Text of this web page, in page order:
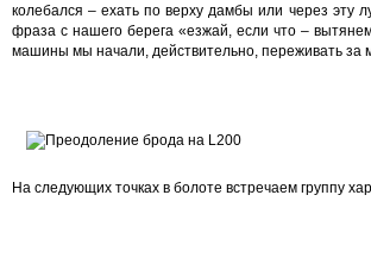
колебался – ехать по верху дамбы или через эту
фраза с нашего берега «езжай, если что –
машины мы начали, действительно, переживать за
На следующих точках в болоте встречаем группу